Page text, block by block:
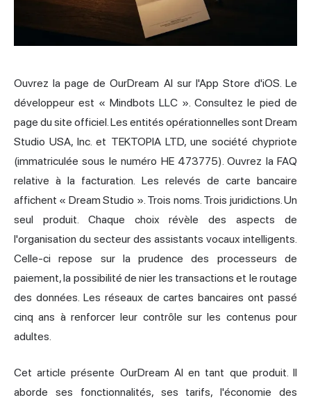
Ouvrez la page de OurDream AI sur l'App Store d'iOS. Le
développeur est « Mindbots LLC ». Consultez le pied de
page du site officiel. Les entités opérationnelles sont Dream
Studio USA, Inc. et TEKTOPIA LTD, une société chypriote
(immatriculée sous le numéro HE 473775). Ouvrez la FAQ
relative à la facturation. Les relevés de carte bancaire
affichent « Dream Studio ». Trois noms. Trois juridictions. Un
seul produit. Chaque choix révèle des aspects de
l'organisation du secteur des assistants vocaux intelligents.
Celle-ci repose sur la prudence des processeurs de
paiement, la possibilité de nier les transactions et le routage
des données. Les réseaux de cartes bancaires ont passé
cinq ans à renforcer leur contrôle sur les contenus pour
adultes.
Cet article présente OurDream AI en tant que produit. Il
aborde ses fonctionnalités, ses tarifs, l'économie des